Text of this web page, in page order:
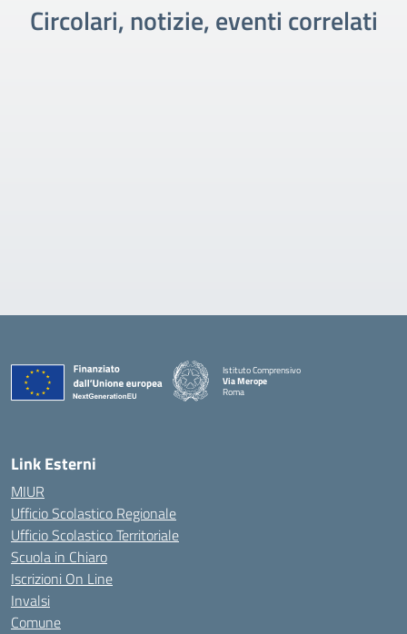
Circolari, notizie, eventi correlati
Istituto Comprensivo
Via Merope
Roma
Link Esterni
MIUR
Ufficio Scolastico Regionale
Ufficio Scolastico Territoriale
Scuola in Chiaro
Iscrizioni On Line
Invalsi
Comune